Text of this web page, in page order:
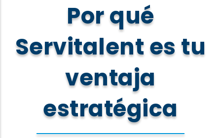
Por qué
Servitalent es tu
ventaja
estratégica